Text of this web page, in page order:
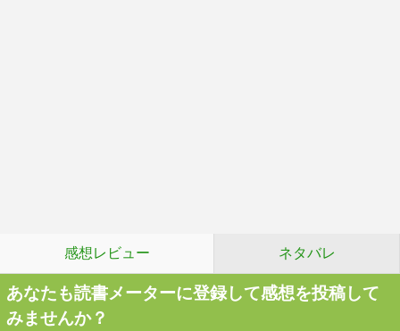
感想レビュー ネタバレ
あなたも読書メーターに登録して感想を投稿して
みませんか？